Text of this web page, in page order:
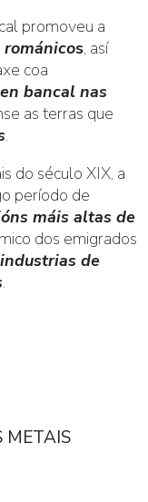
promoveu a
s, así
coa
bancal nas
as terras que
.
do século XIX, a
período de
máis altas de
dos emigrados
industrias de
.
METAIS